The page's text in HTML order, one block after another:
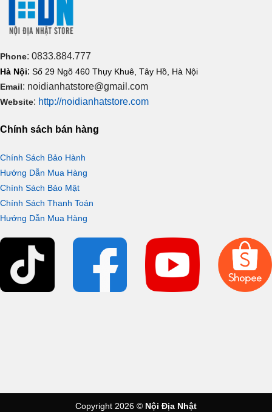
Phone: 0833.884.777
Hà Nội: Số 29 Ngõ 460 Thụy Khuê, Tây Hồ, Hà Nội
Email: noidianhatstore@gmail.com
Website: http://noidianhatstore.com
Chính sách bán hàng
Chính Sách Bảo Hành
Hướng Dẫn Mua Hàng
Chính Sách Bảo Mật
Chính Sách Thanh Toán
Hướng Dẫn Mua Hàng
Copyright 2026 © Nội Địa Nhật